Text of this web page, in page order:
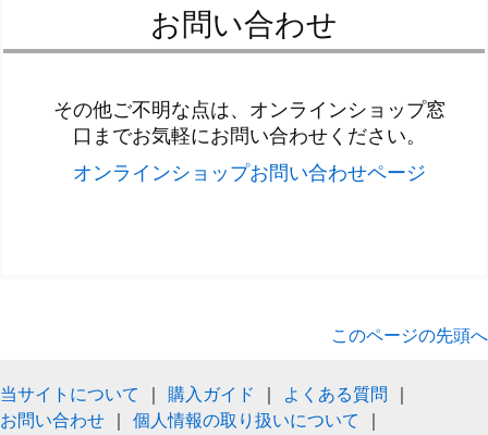
お問い合わせ
その他ご不明な点は、オンラインショップ窓
口までお気軽にお問い合わせください。
オンラインショップお問い合わせページ
このページの先頭へ
当サイトについて 購入ガイド よくある質問
お問い合わせ
個人情報の取り扱いについて